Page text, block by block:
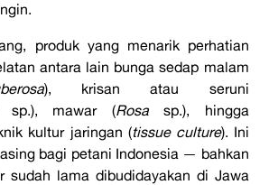
produk yang menarik perhatian
antara lain bunga sedap malam
), krisan atau seruni
mawar (Rosasp.), hingga
kultur jaringan (tissue culture). Ini
bagi petani Indonesia — bahkan
sudah lama dibudidayakan di Jawa